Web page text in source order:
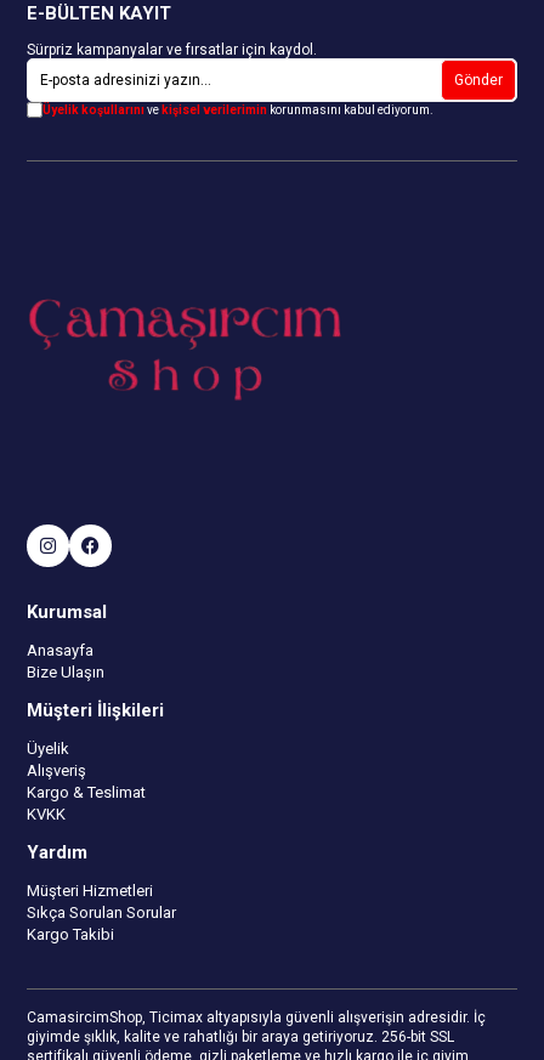
E-BÜLTEN KAYIT
Sürpriz kampanyalar ve fırsatlar için kaydol.
Gönder
Üyelik koşullarınıve kişisel verilerimin korunmasını kabul ediyorum.
Kurumsal
Anasayfa
Bize Ulaşın
Müşteri İlişkileri
Üyelik
Alışveriş
Kargo & Teslimat
KVKK
Yardım
Müşteri Hizmetleri
Sıkça Sorulan Sorular
Kargo Takibi
CamasircimShop, Ticimax altyapısıyla güvenli alışverişin adresidir. İç
giyimde şıklık, kalite ve rahatlığı bir araya getiriyoruz. 256-bit SSL
sertifikalı güvenli ödeme, gizli paketleme ve hızlı kargo ile iç giyim